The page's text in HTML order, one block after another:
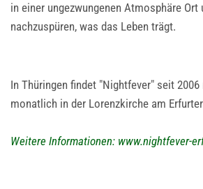
in einer ungezwungenen Atmosphäre Ort
nachzuspüren, was das Leben trägt.
In Thüringen findet "Nightfever" seit
monatlich in der Lorenzkirche am
Weitere Informationen: www.nightfever-